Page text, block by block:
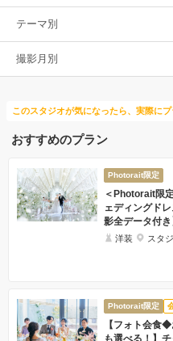
テーマ別
撮影月別
このスタジオが気になったら、実際にプ
おすすめのプラン
Photorait限定
＜Photorait限
ェディングド
影全データ付き
洋装 スタ
Photorait限定
【フォト会食
も選べる！】